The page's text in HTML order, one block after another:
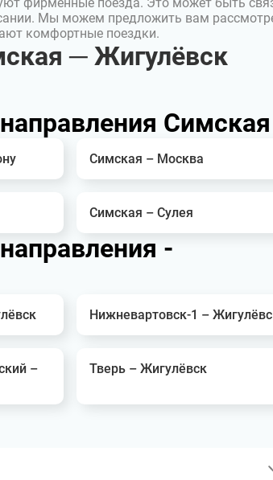
Мы можем предложить вам
комфортные поездки.
─ Жигулёвск
Симская
Симская – Москва
Симская – Сулея
-
Нижневартовск-1 –
–
Тверь – Жигулёвск